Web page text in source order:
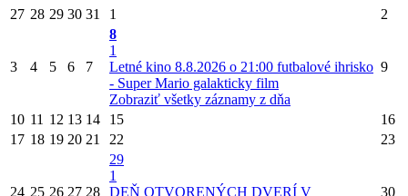
27 28 29 30 31 1 2
3 4 5 6 7
8
1
Letné kino 8.8.2026 o 21:00 futbalové ihrisko
- Super Mario galakticky film
Zobraziť všetky záznamy z dňa
9
10 11 12 13 14 15
16
17 18 19 20 21 22 23
24 25 26 27 28
29
1
DEŇ OTVORENÝCH DVERÍ V
30